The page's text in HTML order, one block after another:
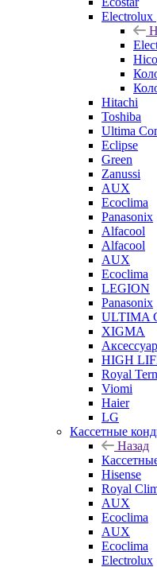
Electrolux
Hitachi
Toshiba
Ultima
Eclipse
Green
Zanussi
AUX
Ecoclima
Panasonix
Alfacool
Alfacool
AUX
Ecoclima
LEGION
Panasonix
ULTIMA
XIGMA
HIGH
Royal
Viomi
Haier
LG
Кассетные
Назад
Hisense
Royal
AUX
Ecoclima
AUX
Ecoclima
Electrolux